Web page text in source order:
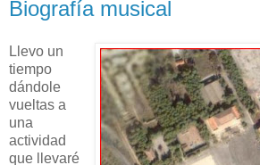
Biografía musical
Llevo un
tiempo
dándole
vueltas a
una
actividad
que llevaré